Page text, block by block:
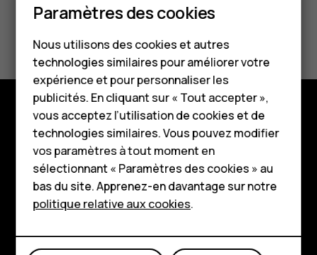
Smartphones
Téléphones classiques
HMD Terra M
Pour les entreprises
Tablettes
Boutique
Mon compte
Oui Non
Boutique
À propos
Planet and people
FacebookInstagram
TiktokYoutubeLinkedinDiscord
Paramètres des cookies
Nous utilisons des cookies et autres
technologies similaires pour améliorer votre
expérience et pour personnaliser les
publicités. En cliquant sur « Tout accepter »,
vous acceptez l’utilisation de cookies et de
technologies similaires. Vous pouvez modifier
vos paramètres à tout moment en
sélectionnant « Paramètres des cookies » au
bas du site. Apprenez-en davantage sur notre
politique relative aux cookies.